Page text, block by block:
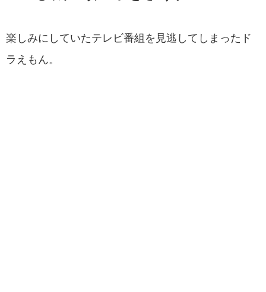
楽しみにしていたテレビ番組を見逃してしまったド
ラえもん。